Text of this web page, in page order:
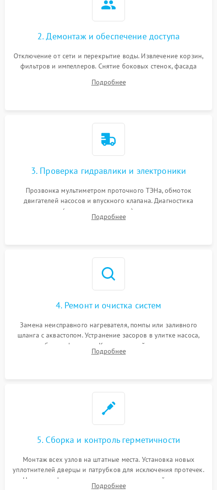
2. Демонтаж и обеспечение доступа
Отключение от сети и перекрытие воды. Извлечение корзин,
фильтров и импеллеров. Снятие боковых стенок, фасада
циркуляционному насосу, ТЭНу и сливной помпе.
Подробнее
3. Проверка гидравлики и электроники
Прозвонка мультиметром проточного ТЭНа, обмоток
двигателей насосов и впускного клапана. Диагностика
прессостата (датчика уровня воды), датчика мутности,
концевика дверцы и электронного модуля управления.
Подробнее
4. Ремонт и очистка систем
Замена неисправного нагревателя, помпы или заливного
шланга с аквастопом. Устранение засоров в улитке насоса,
патрубках и фильтрах. Компонентный ремонт платы
управления, восстановление поврежденной проводки.
Подробнее
5. Сборка и контроль герметичности
Монтаж всех узлов на штатные места. Установка новых
уплотнителей дверцы и патрубков для исключения протечек.
Надежная фиксация хомутов гидравлической системы,
Подробнее